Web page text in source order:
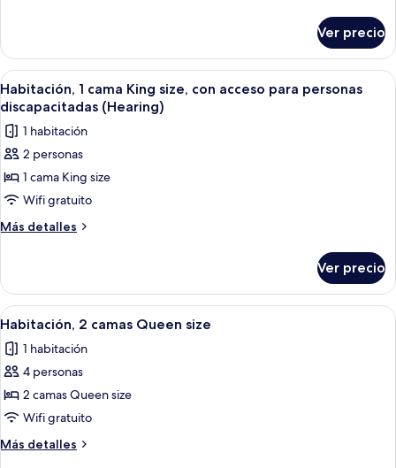
con
acceso
para
personas
discapacitadas
(Roll-
In
Shower)
1
cama
King
size,
acceso
para
personas
discapacitadas
(Roll-
Shower)
Ver precio
Abrir
todas
las
fotos
de
Habitación,
1
cama
con
acceso
para
personas
discapacitadas
(Hearing)
Una habitación de hotel moderna
4
Habitación, 1 cama King size, con acceso para personas
discapacitadas (Hearing)
1 habitación
2 personas
1 cama King size
Wifi gratuito
Más detalles
Más
1
cama
King
con
acceso
personas
discapacitadas
Ver precio
Abrir
todas
las
fotos
de
Habitación,
2
camas
Una habitación de hotel moderna
5
Habitación, 2 camas Queen size
1 habitación
4 personas
2 camas Queen size
Wifi gratuito
Más detalles
Más